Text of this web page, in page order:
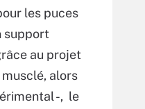
les puces
support
au projet
alors
-, le